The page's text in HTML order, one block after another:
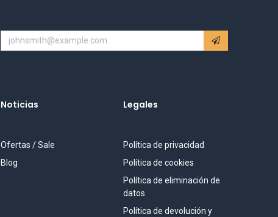
Noticias
Ofertas / Sale
Blog
Legales
Política de privacidad
Política de cookies
Política de eliminación de
datos
Política de devolución y